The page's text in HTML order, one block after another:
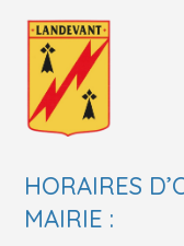
HORAIRES
MAIRIE :